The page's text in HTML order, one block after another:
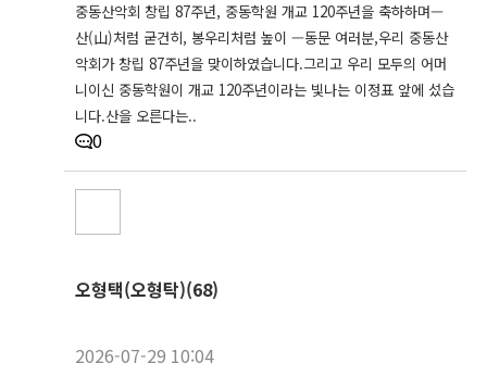
중동산악회 창립 87주년, 중동학원 개교 120주년을 축하하며—
산(山)처럼 굳건히, 봉우리처럼 높이 —동문 여러분,우리 중동산
악회가 창립 87주년을 맞이하였습니다.그리고 우리 모두의 어머
니이신 중동학원이 개교 120주년이라는 빛나는 이정표 앞에 섰습
니다.산을 오른다는..
0
오형택(오형탁)(68)
2026-07-29 10:04